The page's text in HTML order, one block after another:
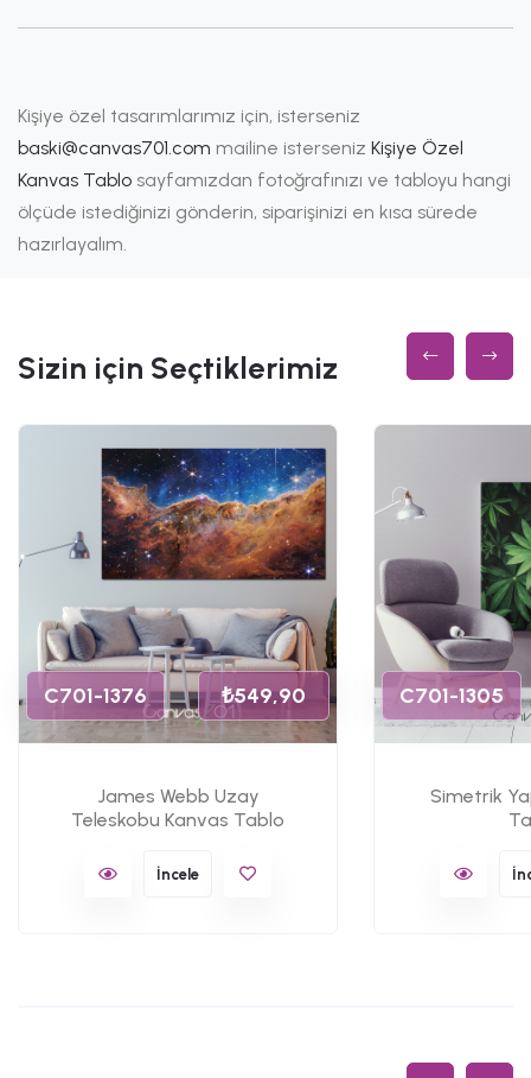
Kişiye özel tasarımlarımız için, isterseniz
baski@canvas701.com mailine isterseniz Kişiye Özel
Kanvas Tablo sayfamızdan fotoğrafınızı ve tabloyu hangi
ölçüde istediğinizi gönderin, siparişinizi en kısa sürede
hazırlayalım.
Sizin için Seçtiklerimiz
C701-1376 ₺549,90
James Webb Uzay
Teleskobu Kanvas Tablo
İncele
C701-1305
Simetrik